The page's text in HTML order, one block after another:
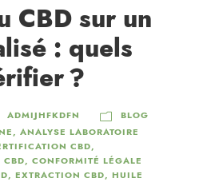
CBD sur un
: quels
?
ADMIJHFKDFN
BLOG
, ANALYSE LABORATOIRE
CBD,
CBD, CONFORMITÉ LÉGALE
, EXTRACTION CBD, HUILE